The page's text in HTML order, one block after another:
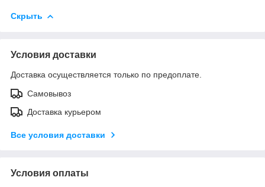
Скрыть
Условия доставки
Доставка осуществляется только по предоплате.
Самовывоз
Доставка курьером
Все условия доставки
Условия оплаты